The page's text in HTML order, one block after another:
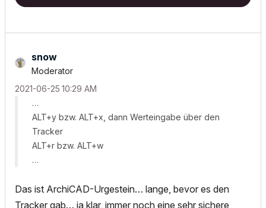
snow
Moderator
‎2021-06-25 10:29 AM
…
ALT+y bzw. ALT+x, dann Werteingabe über den
Tracker
ALT+r bzw. ALT+w
…
Das ist ArchiCAD-Urgestein… lange, bevor es den
Tracker gab… ja klar, immer noch eine sehr sichere